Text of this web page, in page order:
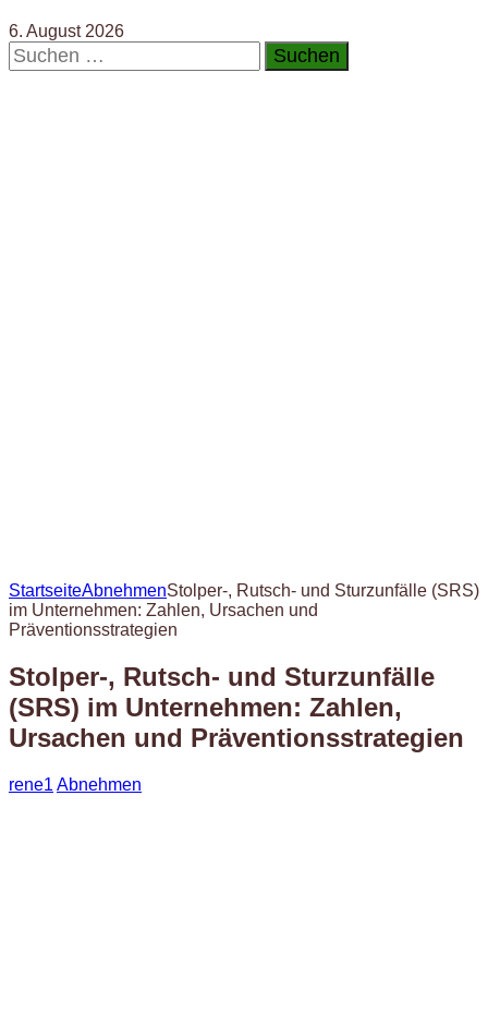
6. August 2026
Suchen
nach:
StartseiteAbnehmenStolper-, Rutsch- und Sturzunfälle (SRS)
im Unternehmen: Zahlen, Ursachen und
Präventionsstrategien
Stolper-, Rutsch- und Sturzunfälle
(SRS) im Unternehmen: Zahlen,
Ursachen und Präventionsstrategien
rene1 Abnehmen